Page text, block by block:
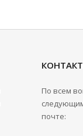
По всем
почте: